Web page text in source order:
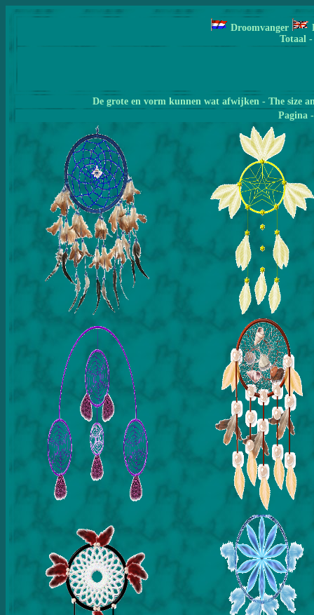
Droomvanger
Totaal -
De grote en vorm kunnen wat afwijken - The size
Pagina